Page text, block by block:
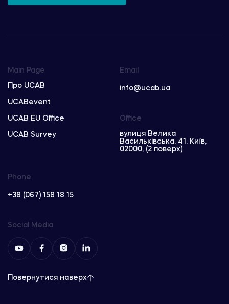
Main Page
Про UCAB
UCABevent
UCAB EU Office
UCAB Survey
Email
info@ucab.ua
Phone
+38 (067) 158 18 15
Office
вулиця Велика
Васильківська, 41, Київ,
02000, (2 поверх)
Social Media
Повернутися наверх